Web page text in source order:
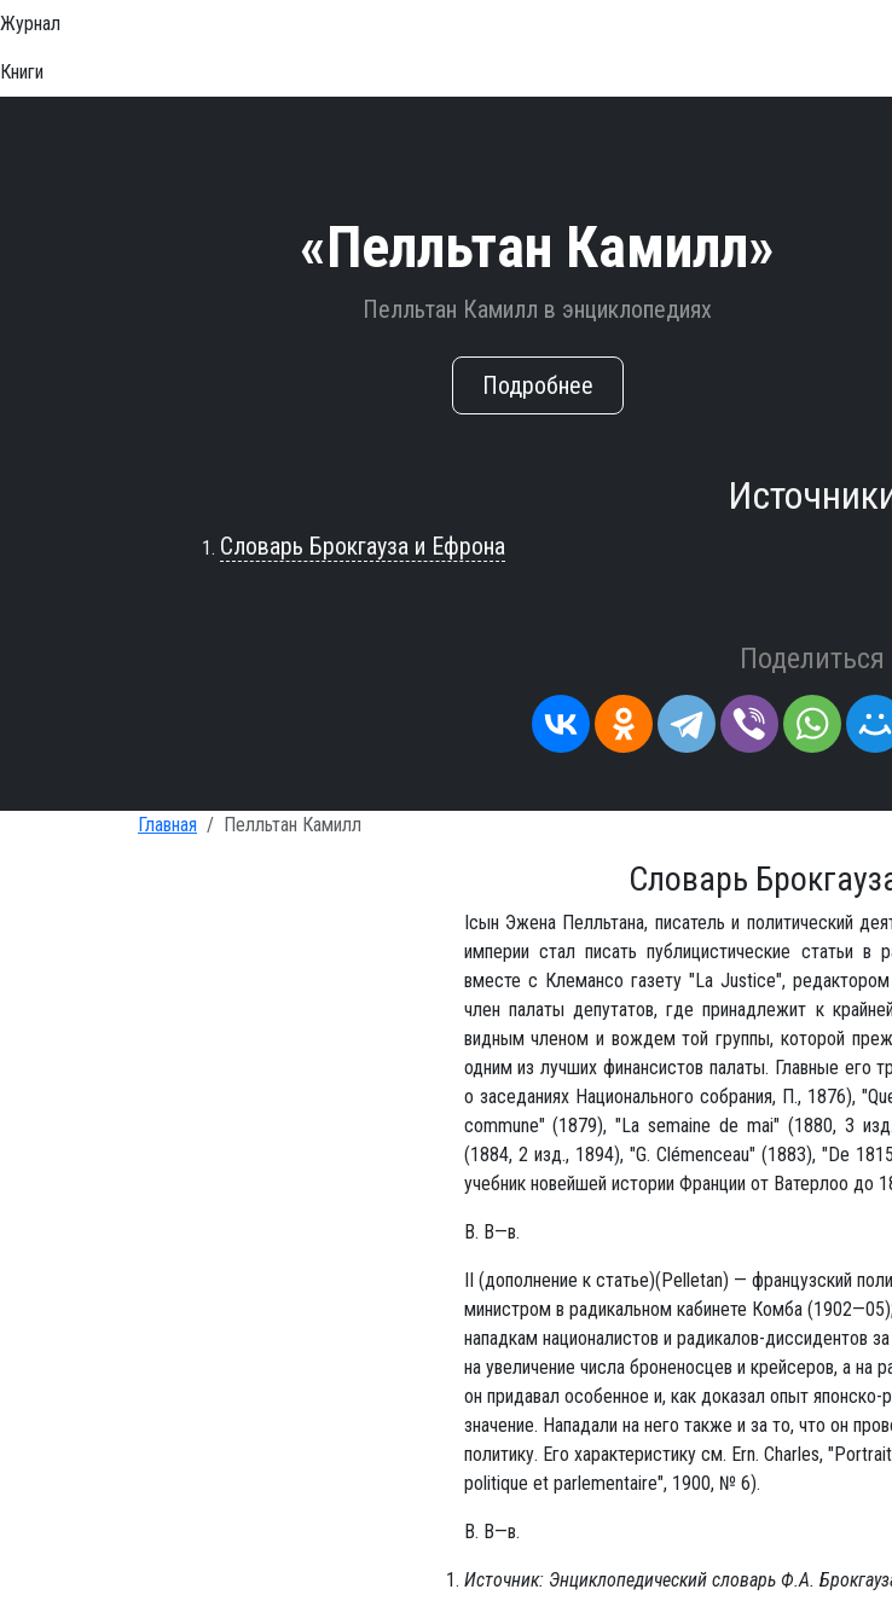
Журнал
Книги
«Пелльтан Камилл»
Пелльтан Камилл в энциклопедиях
Подробнее
Словарь Брокгауза и Ефрона
Поделиться
Главная Пелльтан Камилл
Словарь
Iсын Эжена Пелльтана, писатель и политический
империи стал писать публицистические статьи
вместе с Клемансо газету "La Justice",
член палаты депутатов, где принадлежит к
видным членом и вождем той группы, которой
одним из лучших финансистов палаты. Главные его
о заседаниях Национального собрания, П., 1876),
commune" (1879), "La semaine de mai" (1880, 3
(1884, 2 изд., 1894), "G. Clémenceau" (1883), "De
учебник новейшей истории Франции от Ватерлоо до
В. В—в.
II (дополнение к статье)(Pelletan) — французский
министром в радикальном кабинете Комба
нападкам националистов и радикалов-диссидентов
на увеличение числа броненосцев и крейсеров, а на
он придавал особенное и, как доказал опыт японско-
значение. Нападали на него также и за то, что он
политику. Его характеристику см. Ern. Charles,
politique et parlementaire", 1900, № 6).
В. В—в.
Источник: Энциклопедический словарь Ф.А.